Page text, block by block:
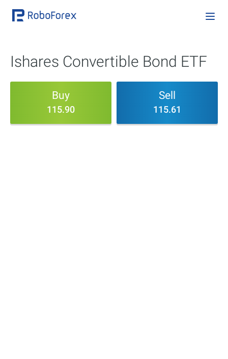
Ishares Convertible Bond ETF
Buy
115.90
Sell
115.61